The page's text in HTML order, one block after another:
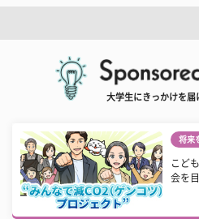
大学生にきっかけを届
将来
こど
会を